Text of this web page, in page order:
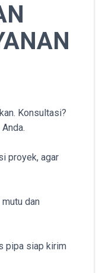
Konsultasi?
proyek, agar
dan
pipa siap kirim